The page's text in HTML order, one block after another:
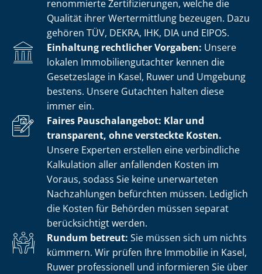
renommierte Zer­ti­fi­zie­run­gen, welche die
Qualität ihrer Wertermittlung bezeugen. Dazu
gehören TÜV, DEKRA, IHK, DIA und EIPOS.
Einhaltung rechtlicher Vorgaben: Unsere
lokalen Im­mo­bi­li­en­gut­ach­ter kennen die
Gesetzeslage in Kasel, Ruwer und Umgebung
bestens. Unsere Gutachten halten diese
immer ein.
Faires Pauschalangebot: Klar und
transparent, ohne versteckte Kosten.
Unsere Experten erstellen eine verbindliche
Kalkulation aller anfallenden Kosten im
Voraus, sodass Sie keine unerwarteten
Nachzahlungen befürchten müssen. Lediglich
die Kosten für Behörden müssen separat
berücksichtigt werden.
Rundum betreut: Sie müssen sich um nichts
kümmern. Wir prüfen Ihre Immobilie in Kasel,
Ruwer professionell und informieren Sie über